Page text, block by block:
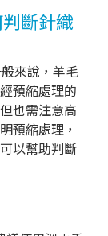
斷針織
來說，羊毛
預縮處理的
也需注意高
預縮處理，
以幫助判斷